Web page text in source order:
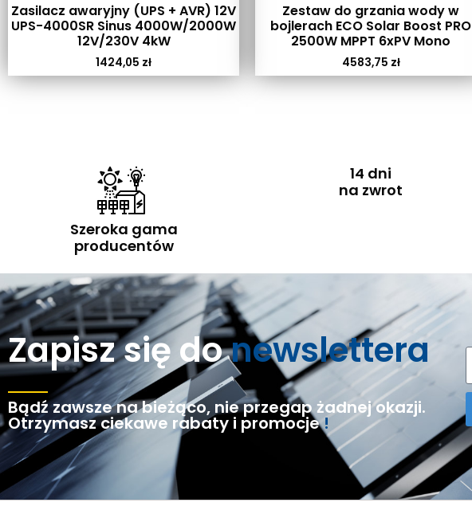
Zasilacz awaryjny (UPS + AVR) 12V
UPS-4000SR Sinus 4000W/2000W
12V/230V 4kW
1424,05 zł
Zestaw do grzania wody w
bojlerach ECO Solar Boost PRO
2500W MPPT 6xPV Mono
4583,75 zł
Szeroka gama
producentów
14 dni
na zwrot
Zapisz się donewslettera
Bądź zawsze na bieżąco, nie przegap żadnej okazji.
Otrzymasz ciekawe rabaty i promocje!